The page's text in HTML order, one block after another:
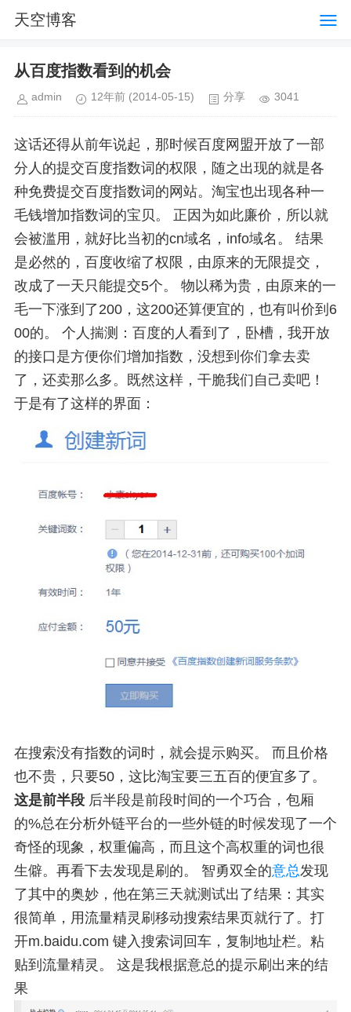
天空博客
从百度指数看到的机会
admin 12年前 (2014-05-15) 分享 3041
这话还得从前年说起，那时候百度网盟开放了一部
分人的提交百度指数词的权限，随之出现的就是各
种免费提交百度指数词的网站。淘宝也出现各种一
毛钱增加指数词的宝贝。 正因为如此廉价，所以就
会被滥用，就好比当初的cn域名，info域名。 结果
是必然的，百度收缩了权限，由原来的无限提交，
改成了一天只能提交5个。 物以稀为贵，由原来的一
毛一下涨到了200，这200还算便宜的，也有叫价到6
00的。 个人揣测：百度的人看到了，卧槽，我开放
的接口是方便你们增加指数，没想到你们拿去卖
了，还卖那么多。既然这样，干脆我们自己卖吧！
于是有了这样的界面：
在搜索没有指数的词时，就会提示购买。 而且价格
也不贵，只要50，这比淘宝要三五百的便宜多了。
这是前半段 后半段是前段时间的一个巧合，包厢
的%总在分析外链平台的一些外链的时候发现了一个
奇怪的现象，权重偏高，而且这个高权重的词也很
生僻。再看下去发现是刷的。 智勇双全的意总发现
了其中的奥妙，他在第三天就测试出了结果：其实
很简单，用流量精灵刷移动搜索结果页就行了。打
开m.baidu.com 键入搜索词回车，复制地址栏。粘
贴到流量精灵。 这是我根据意总的提示刷出来的结
果